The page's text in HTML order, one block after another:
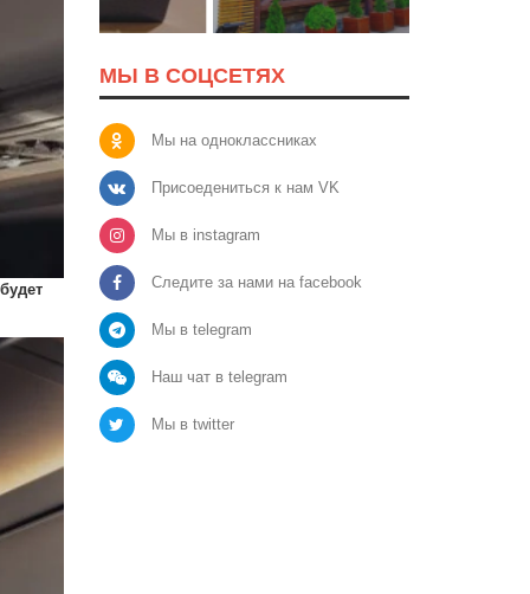
МЫ В СОЦСЕТЯХ
Мы на одноклассниках
Присоедениться к нам VK
Мы в instagram
Следите за нами на facebook
Мы в telegram
Наш чат в telegram
Мы в twitter